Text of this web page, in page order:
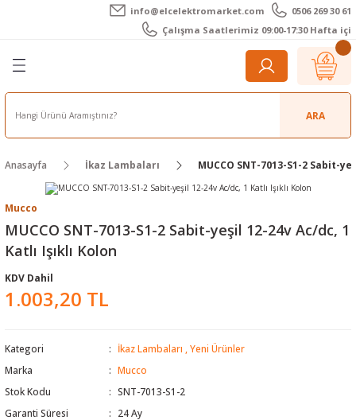
info@elcelektromarket.com
0506 269 30 61
Çalışma Saatlerimiz 09:00-17:30 Hafta içi
Geri Dön
Geri Dön
Cihazı
Geri Dön
Kameralar
Geri Dön
Cihazları
Cihazları
Geri Dön
Teli - Pasta
Geri Dön
ARA
Anasayfa İkaz Lambaları MUCCO SNT-7013-S1-2 Sabit-
Mucco
MUCCO SNT-7013-S1-2 Sabit-yeşil 12-24v Ac/dc, 1
Katlı Işıklı Kolon
KDV Dahil
1.003,20 TL
Kategori İkaz Lambaları
Yeni Ürünler
Marka
Mucco
Stok Kodu
SNT-7013-S1-2
Garanti Süresi
24 Ay